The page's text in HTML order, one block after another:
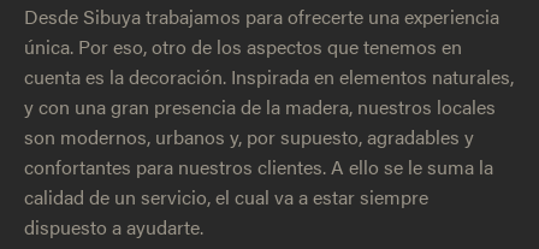
Desde Sibuya trabajamos para ofrecerte una experiencia
única. Por eso, otro de los aspectos que tenemos en
cuenta es la decoración. Inspirada en elementos naturales,
y con una gran presencia de la madera, nuestros locales
son modernos, urbanos y, por supuesto, agradables y
confortantes para nuestros clientes. A ello se le suma la
calidad de un servicio, el cual va a estar siempre
dispuesto a ayudarte.